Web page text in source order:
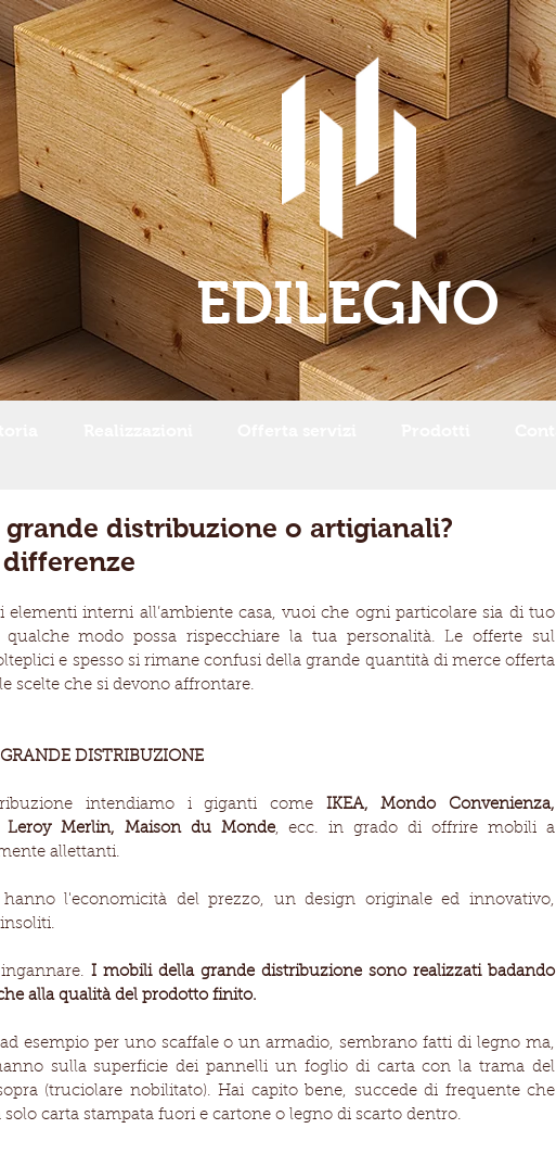
EDILEGNO
distribuzione o artigianali?
elementi interni all’ambiente casa, vuoi che ogni particolare sia di tuo
modo possa rispecchiare la tua personalità. Le offerte sul
e spesso si rimane confusi della grande quantità di merce offerta
scelte che si devono affrontare.
DISTRIBUZIONE
intendiamo i giganti come IKEA, Mondo Convenienza,
Leroy Merlin, Maison du Monde, ecc. in grado di offrire mobili a
allettanti.
l'economicità del prezzo, un design originale ed innovativo,
I mobili della grande distribuzione sono realizzati badando
alla qualità del prodotto finito.
esempio per uno scaffale o un armadio, sembrano fatti di legno ma,
sulla superficie dei pannelli un foglio di carta con la trama del
(truciolare nobilitato). Hai capito bene, succede di frequente che
solo carta stampata fuori e cartone o legno di scarto dentro.